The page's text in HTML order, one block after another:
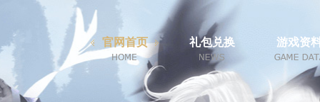
官网首页 礼包兑换 游戏资